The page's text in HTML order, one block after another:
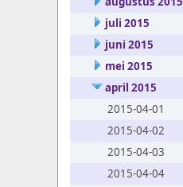
juli 2015
juni 2015
mei 2015
april 2015
2015-04-01
2015-04-02
2015-04-03
2015-04-04